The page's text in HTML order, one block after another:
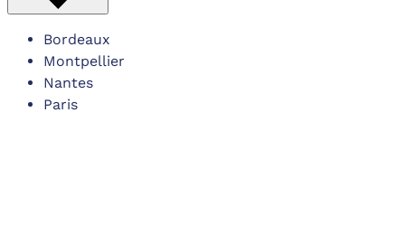
Bordeaux
Montpellier
Nantes
Paris